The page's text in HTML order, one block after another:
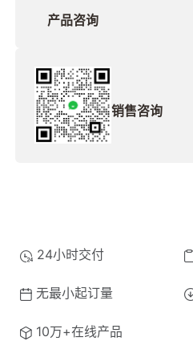
产品咨询
销售咨询
24小时交付
无最小起订量
10万+在线产品